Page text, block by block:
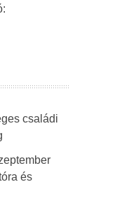
családi
és